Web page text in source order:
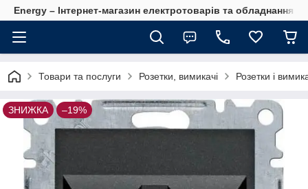
Energy – Інтернет-магазин електротоварів та обладнання
Товари та послуги Розетки, вимикачі Розетки і
ЗНИЖКА –19%